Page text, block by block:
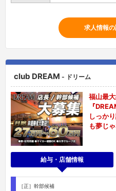
求人情報
club DREAM - ドリーム
福山最
『
しっか
も夢じ
給与・店舗情報
［正］幹部候補